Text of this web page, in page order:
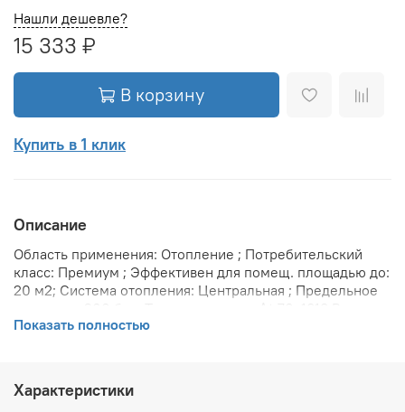
Нашли дешевле?
15 333 ₽
В корзину
Купить в 1 клик
Описание
Область применения: Отопление ; Потребительский
класс: Премиум ; Эффективен для помещ. площадью до:
20 м2; Система отопления: Центральная ; Предельное
Теплоотдача при Δt 60: 1818 Вт; Теплоотдача при Δt 50:
теплоносителя: 110 °С; Межосевое расстояние: 200 мм;
Давление опрессовки: 45 бар; Объем воды в радиаторе:
Показать полностью
Характеристики